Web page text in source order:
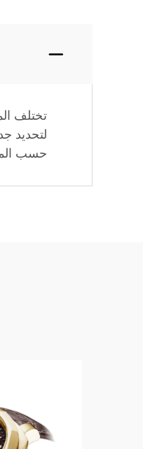
تختلف
لتحديد
حسب